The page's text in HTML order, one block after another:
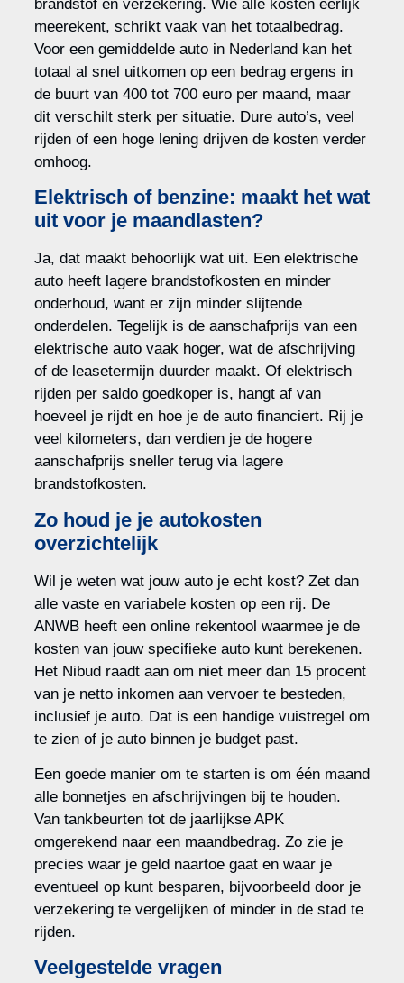
brandstof en verzekering. Wie alle kosten eerlijk
meerekent, schrikt vaak van het totaalbedrag.
Voor een gemiddelde auto in Nederland kan het
totaal al snel uitkomen op een bedrag ergens in
de buurt van 400 tot 700 euro per maand, maar
dit verschilt sterk per situatie. Dure auto’s, veel
rijden of een hoge lening drijven de kosten verder
omhoog.
Elektrisch of benzine: maakt het wat
uit voor je maandlasten?
Ja, dat maakt behoorlijk wat uit. Een elektrische
auto heeft lagere brandstofkosten en minder
onderhoud, want er zijn minder slijtende
onderdelen. Tegelijk is de aanschafprijs van een
elektrische auto vaak hoger, wat de afschrijving
of de leasetermijn duurder maakt. Of elektrisch
rijden per saldo goedkoper is, hangt af van
hoeveel je rijdt en hoe je de auto financiert. Rij je
veel kilometers, dan verdien je de hogere
aanschafprijs sneller terug via lagere
brandstofkosten.
Zo houd je je autokosten
overzichtelijk
Wil je weten wat jouw auto je echt kost? Zet dan
alle vaste en variabele kosten op een rij. De
ANWB heeft een online rekentool waarmee je de
kosten van jouw specifieke auto kunt berekenen.
Het Nibud raadt aan om niet meer dan 15 procent
van je netto inkomen aan vervoer te besteden,
inclusief je auto. Dat is een handige vuistregel om
te zien of je auto binnen je budget past.
Een goede manier om te starten is om één maand
alle bonnetjes en afschrijvingen bij te houden.
Van tankbeurten tot de jaarlijkse APK
omgerekend naar een maandbedrag. Zo zie je
precies waar je geld naartoe gaat en waar je
eventueel op kunt besparen, bijvoorbeeld door je
verzekering te vergelijken of minder in de stad te
rijden.
Veelgestelde vragen